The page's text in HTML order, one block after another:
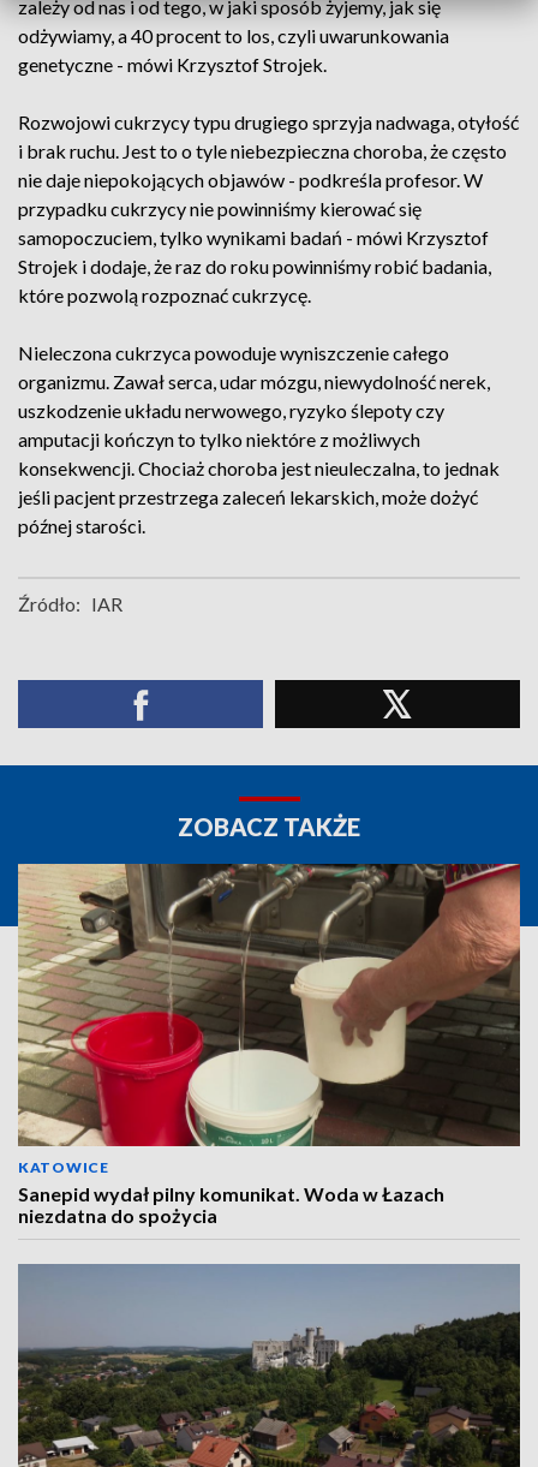
zależy od nas i od tego, w jaki sposób żyjemy, jak się
odżywiamy, a 40 procent to los, czyli uwarunkowania
genetyczne - mówi Krzysztof Strojek.
Rozwojowi cukrzycy typu drugiego sprzyja nadwaga, otyłość
i brak ruchu. Jest to o tyle niebezpieczna choroba, że często
nie daje niepokojących objawów - podkreśla profesor. W
przypadku cukrzycy nie powinniśmy kierować się
samopoczuciem, tylko wynikami badań - mówi Krzysztof
Strojek i dodaje, że raz do roku powinniśmy robić badania,
które pozwolą rozpoznać cukrzycę.
Nieleczona cukrzyca powoduje wyniszczenie całego
organizmu. Zawał serca, udar mózgu, niewydolność nerek,
uszkodzenie układu nerwowego, ryzyko ślepoty czy
amputacji kończyn to tylko niektóre z możliwych
konsekwencji. Chociaż choroba jest nieuleczalna, to jednak
jeśli pacjent przestrzega zaleceń lekarskich, może dożyć
późnej starości.
Źródło: IAR
ZOBACZ TAKŻE
KATOWICE
Sanepid wydał pilny komunikat. Woda w Łazach
niezdatna do spożycia